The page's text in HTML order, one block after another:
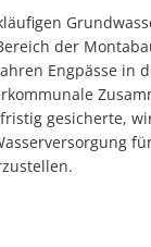
der
Engpässe in
gesicherte,